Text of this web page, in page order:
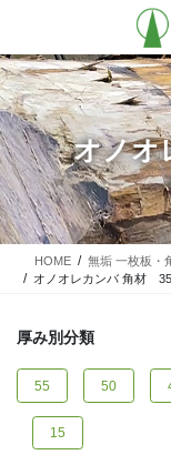
テ
ン
ツ
に
移
動
ゲ
ー
シ
ョ
ン
に
移
動
オノオ
HOME 無垢 一枚板・
オノオレカンバ 角材
厚み別分類
55 50
15